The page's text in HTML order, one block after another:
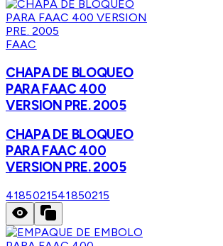
FAAC
CHAPA DE BLOQUEO
PARA FAAC 400
VERSION PRE. 2005
CHAPA DE BLOQUEO
PARA FAAC 400
VERSION PRE. 2005
4185021541850215